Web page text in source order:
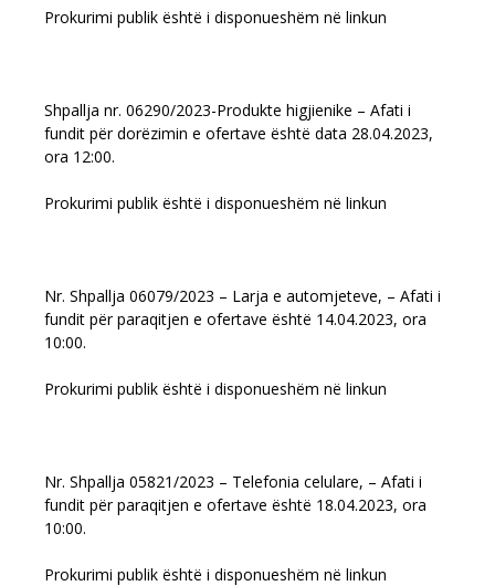
Prokurimi publik është i disponueshëm në linkun
Shpallja nr. 06290/2023-Produkte higjienike – Afati i
fundit për dorëzimin e ofertave është data 28.04.2023,
ora 12:00.
Prokurimi publik është i disponueshëm në linkun
Nr. Shpallja 06079/2023 – Larja e automjeteve, – Afati i
fundit për paraqitjen e ofertave është 14.04.2023, ora
10:00.
Prokurimi publik është i disponueshëm në linkun
Nr. Shpallja 05821/2023 – Telefonia celulare, – Afati i
fundit për paraqitjen e ofertave është 18.04.2023, ora
10:00.
Prokurimi publik është i disponueshëm në linkun